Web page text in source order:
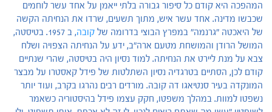
המהפכה היא קודם כל סיפור גבורה בלתי ייאמן על אחד עשר לוחמים
שכבשו מדינה. אחד עשר איש, מתוך תשעים, שרדו את הנחיתה הקשה
של היאכטה "גרנמה" במפרץ הבוצי בדרומה של קובה
, ב 1957. בטיסטה,
המושל הרודן והמושחת מטעם ארה"ב, ידע על הנחיתה הצפויה ושלח
צבא על מנת ליירט את הנחיתה. למוד נסיון היה בטיסטה, שהרי שנתיים
קודם לכן, הסתיים בטרגדיה נסיון השתלטות של פידל קאסטרו על מבצר
המונקדה בעיר סנטיאגו דה קובה. מורדים רבים נהרגו בקרב, ועוד יותר
נשפטו למוות. במהלך משפטו, חקק עצמו פידל בהיסטוריה כשאמר